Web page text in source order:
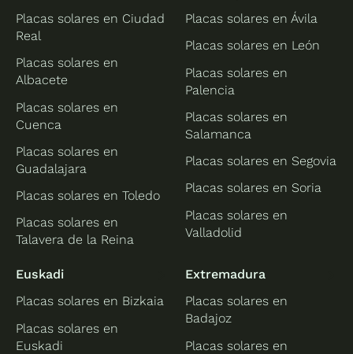
Placas solares en Ciudad
Real
Placas solares en
Albacete
Placas solares en
Cuenca
Placas solares en
Guadalajara
Placas solares en Toledo
Placas solares en
Talavera de la Reina
Placas solares en Ávila
Placas solares en León
Placas solares en
Palencia
Placas solares en
Salamanca
Placas solares en Segovia
Placas solares en Soria
Placas solares en
Valladolid
Euskadi
Placas solares en Bizkaia
Placas solares en
Euskadi
Extremadura
Placas solares en
Badajoz
Placas solares en